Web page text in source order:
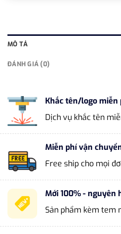
MÔ TẢ
ĐÁNH GIÁ (0)
Khắc tên/logo miễn
Dịch vụ khắc tên
Miễn phí vận
Free ship cho mọi
Mới 100% - nguyên
Sản phẩm kèm tem